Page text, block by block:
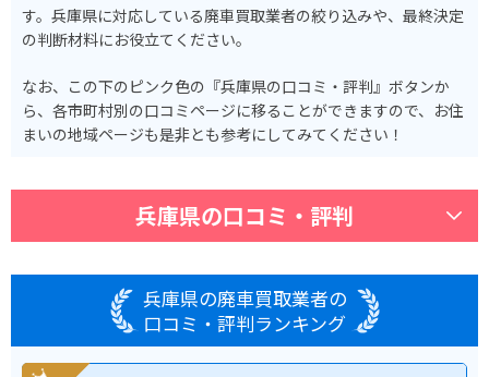
す。兵庫県に対応している廃車買取業者の絞り込みや、最終決定
の判断材料にお役立てください。
なお、この下のピンク色の『兵庫県の口コミ・評判』ボタンか
ら、各市町村別の口コミページに移ることができますので、お住
まいの地域ページも是非とも参考にしてみてください！
兵庫県の口コミ・評判
兵庫県の廃車買取業者の
口コミ・評判ランキング